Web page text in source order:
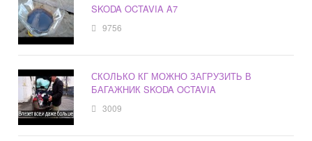
SKODA OCTAVIA A7
9756
СКОЛЬКО КГ МОЖНО ЗАГРУЗИТЬ В
БАГАЖНИК SKODA OCTAVIA
3009